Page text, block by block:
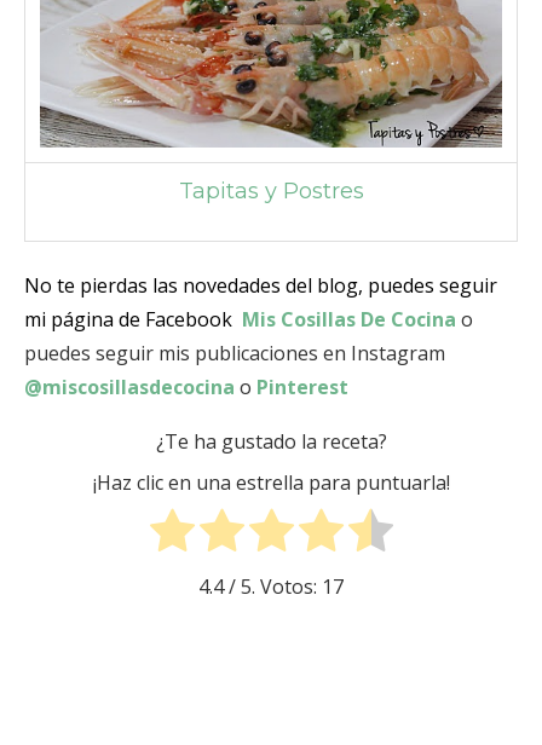
Tapitas y Postres
No te pierdas las novedades del blog, puedes seguir
mi página de Facebook Mis Cosillas De Cocina o
puedes seguir mis publicaciones en Instagram
@miscosillasdecocina o Pinterest
¿Te ha gustado la receta?
¡Haz clic en una estrella para puntuarla!
4.4/ 5. Votos: 17